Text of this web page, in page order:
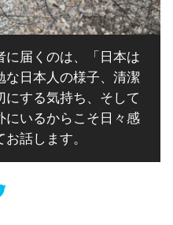
に届くのは、「日本は
な日本人の様子、清潔
にする気持ち、そして
にいるからこそ日々感
話します。